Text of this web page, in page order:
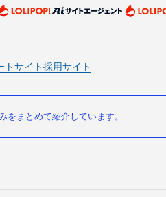
トサイト採用サイト
まとめて紹介しています。